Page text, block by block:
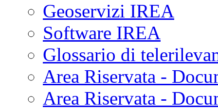
Geoservizi IREA
Software IREA
Glossario di
Area Riservata -
Area Riservata -